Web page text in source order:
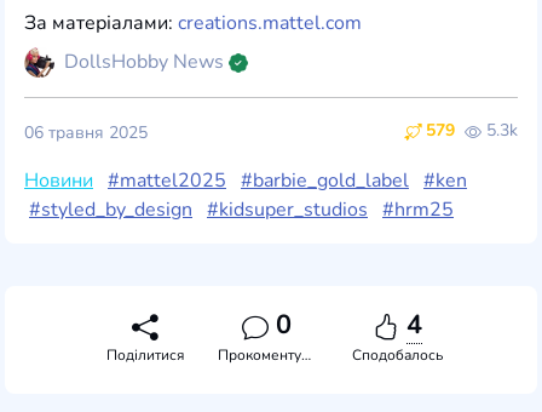
За матеріалами: creations.mattel.com
DollsHobby News
579 5.3k
06 травня 2025
Новини #mattel2025 #barbie_gold_label #ken
#styled_by_design #kidsuper_studios #hrm25
Поділитися
0
Прокоментувати
4
Сподобалось